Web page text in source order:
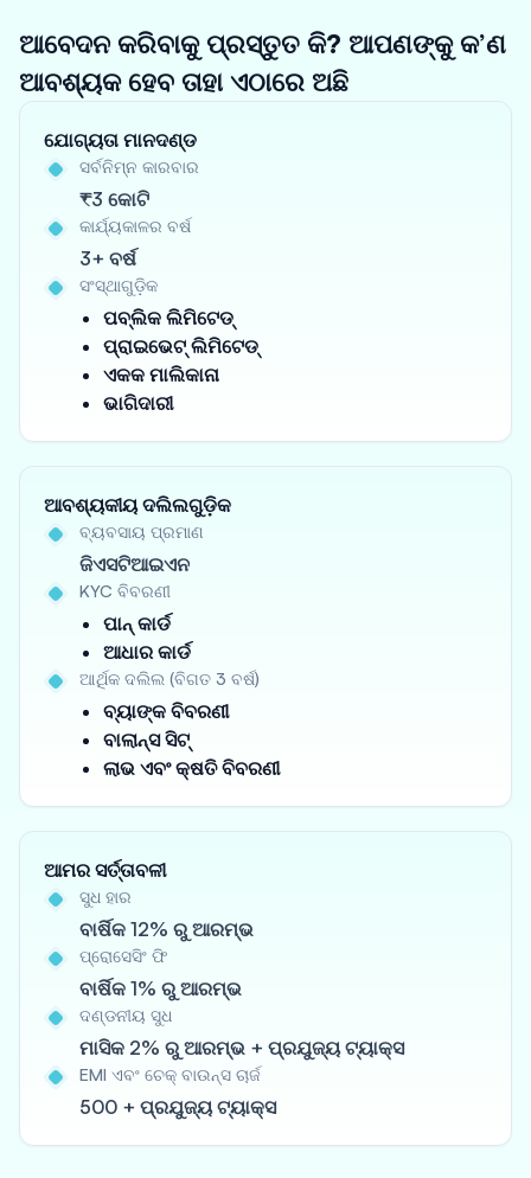
ଆବେଦନ କରିବାକୁ ପ୍ରସ୍ତୁତ କି? ଆପଣଙ୍କୁ କ’ଣ
ଆବଶ୍ୟକ ହେବ ତାହା ଏଠାରେ ଅଛି
ଯୋଗ୍ୟତା ମାନଦଣ୍ଡ
ସର୍ବନିମ୍ନ କାରବାର
₹3 କୋଟି
କାର୍ଯ୍ୟକାଳର ବର୍ଷ
3+ ବର୍ଷ
ସଂସ୍ଥାଗୁଡ଼ିକ
ପବ୍ଲିକ ଲିମିଟେଡ୍
ପ୍ରାଇଭେଟ୍ ଲିମିଟେଡ୍
ଏକକ ମାଲିକାନା
ଭାଗିଦାରୀ
ଆବଶ୍ୟକୀୟ ଦଲିଲଗୁଡ଼ିକ
ବ୍ୟବସାୟ ପ୍ରମାଣ
ଜିଏସଟିଆଇଏନ
KYC ବିବରଣୀ
ପାନ୍ କାର୍ଡ
ଆଧାର କାର୍ଡ
ଆର୍ଥିକ ଦଲିଲ (ବିଗତ 3 ବର୍ଷ)
ବ୍ୟାଙ୍କ ବିବରଣୀ
ବାଲାନ୍ସ ସିଟ୍
ଲାଭ ଏବଂ କ୍ଷତି ବିବରଣୀ
ଆମର ସର୍ତ୍ତାବଳୀ
ସୁଧ ହାର
ବାର୍ଷିକ 12% ରୁ ଆରମ୍ଭ
ପ୍ରୋସେସିଂ ଫି
ବାର୍ଷିକ 1% ରୁ ଆରମ୍ଭ
ଦଣ୍ଡନୀୟ ସୁଧ
ମାସିକ 2% ରୁ ଆରମ୍ଭ + ପ୍ରଯୁଜ୍ୟ ଟ୍ୟାକ୍ସ
EMI ଏବଂ ଚେକ୍ ବାଉନ୍ସ ଚାର୍ଜ
500 + ପ୍ରଯୁଜ୍ୟ ଟ୍ୟାକ୍ସ